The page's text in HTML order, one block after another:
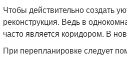
Чтобы действительно создать
реконструкция. Ведь в
часто является коридором. В
При перепланировке следует